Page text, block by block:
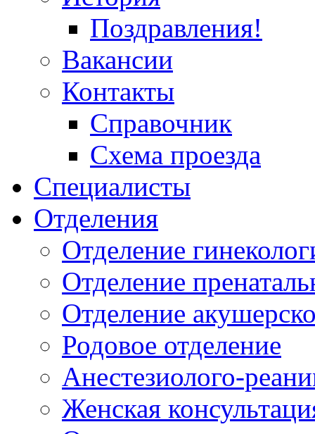
Поздравления!
Вакансии
Контакты
Справочник
Схема проезда
Специалисты
Отделения
Отделение
Отделение
Отделение
Родовое отделение
Анестезиолого-
Женская